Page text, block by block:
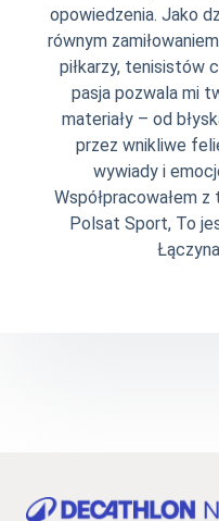
opowiedzenia. Jako
równym
piłkarzy, tenisistów
pasja pozwala mi
materiały – od
przez wnikliwe
wywiady i
Współpracowałem z
Polsat Sport, To